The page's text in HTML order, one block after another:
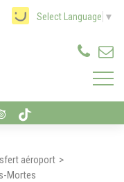
Select Language ▼
aéroport
Mortes